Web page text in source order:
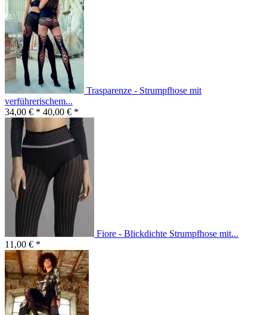
Trasparenze - Strumpfhose mit
verführerischem...
34,00 € * 40,00 € *
Fiore - Blickdichte Strumpfhose mit...
11,00 € *